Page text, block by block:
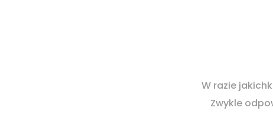
W razie
Zwykle